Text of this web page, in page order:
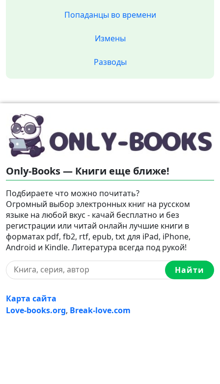
Попаданцы во времени
Измены
Разводы
Only-Books — Книги еще ближе!
Подбираете что можно почитать?
Огромный выбор электронных книг на русском
языке на любой вкус - качай бесплатно и без
регистрации или читай онлайн лучшие книги в
форматах pdf, fb2, rtf, epub, txt для iPad, iPhone,
Android и Kindle. Литература всегда под рукой!
Найти
Карта сайта
Love-books.org, Break-love.com